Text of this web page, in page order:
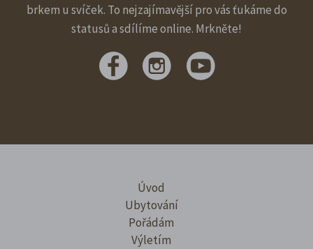
brkem u svíček. To nejzajímavější pro vás ťukáme do
statusů a sdílíme online. Mrkněte!
Úvod
Ubytování
Pořádám
Výletím